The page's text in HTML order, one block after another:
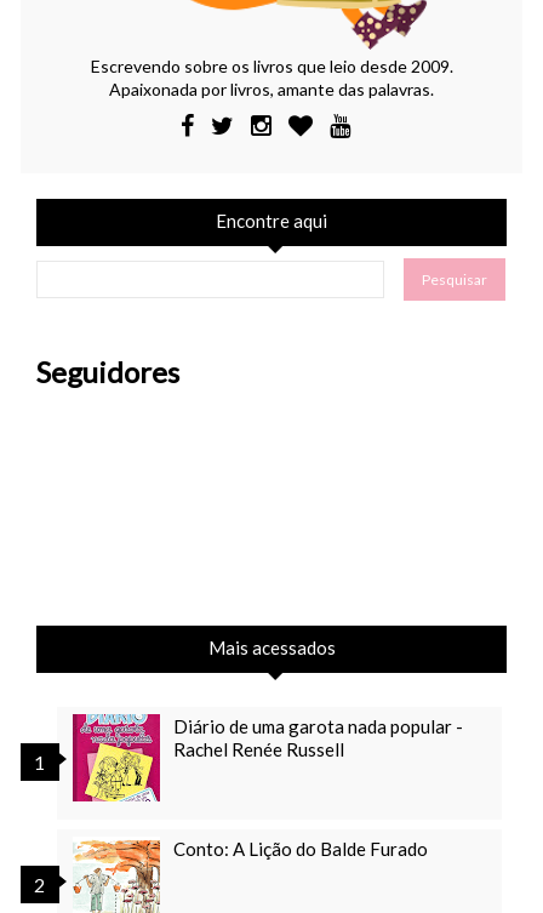
Escrevendo sobre os livros que leio desde 2009.
Apaixonada por livros, amante das palavras.
Encontre aqui
Seguidores
Mais acessados
Diário de uma garota nada popular -
Rachel Renée Russell
Conto: A Lição do Balde Furado